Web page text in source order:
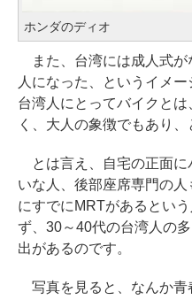
ホンダのディオ
また、台湾には成人式が
人になった、というイメー
台湾人にとってバイクと
く、大人の象徴でもあり、
とは言え、自宅の正面に
いな人、後部座席専門の
にすでにMRTがあるとい
ず、30～40代の台湾人の
出があるのです。
写真を見ると、なんか青